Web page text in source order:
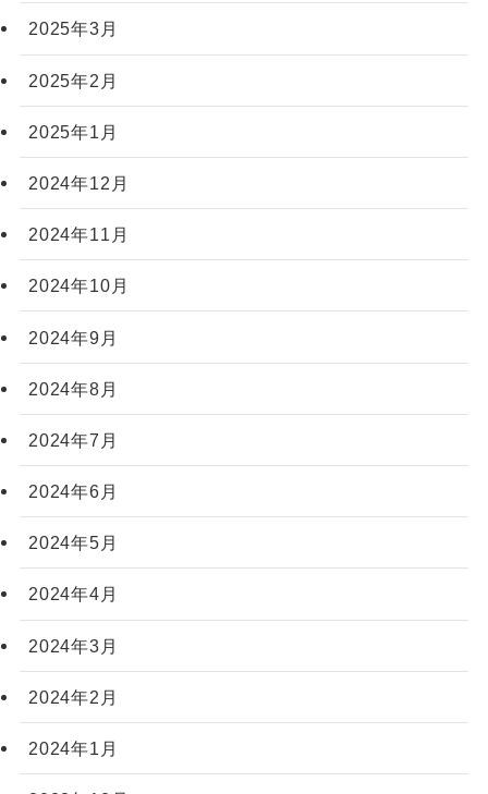
2025年3月
2025年2月
2025年1月
2024年12月
2024年11月
2024年10月
2024年9月
2024年8月
2024年7月
2024年6月
2024年5月
2024年4月
2024年3月
2024年2月
2024年1月